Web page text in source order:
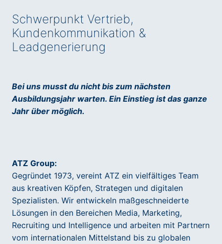
Schwerpunkt Vertrieb,
Kundenkommunikation &
Leadgenerierung
Bei uns musst du nicht bis zum nächsten
Ausbildungsjahr warten. Ein Einstieg ist das ganze
Jahr über möglich.
ATZ Group:
Gegründet 1973, vereint ATZ ein vielfältiges Team
aus kreativen Köpfen, Strategen und digitalen
Spezialisten. Wir entwickeln maßgeschneiderte
Lösungen in den Bereichen Media, Marketing,
Recruiting und Intelligence und arbeiten mit Partnern
vom internationalen Mittelstand bis zu globalen